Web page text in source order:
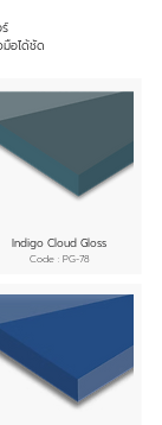
มือได้ชัด
Indigo Cloud Gloss
Code : PG-78